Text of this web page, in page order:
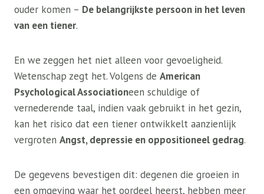
ouder komen – De belangrijkste persoon in het leven
van een tiener.
En we zeggen het niet alleen voor gevoeligheid.
Wetenschap zegt het. Volgens de American
Psychological Associationeen schuldige of
vernederende taal, indien vaak gebruikt in het gezin,
kan het risico dat een tiener ontwikkelt aanzienlijk
vergroten Angst, depressie en oppositioneel gedrag.
De gegevens bevestigen dit: degenen die groeien in
een omgeving waar het oordeel heerst, hebben meer